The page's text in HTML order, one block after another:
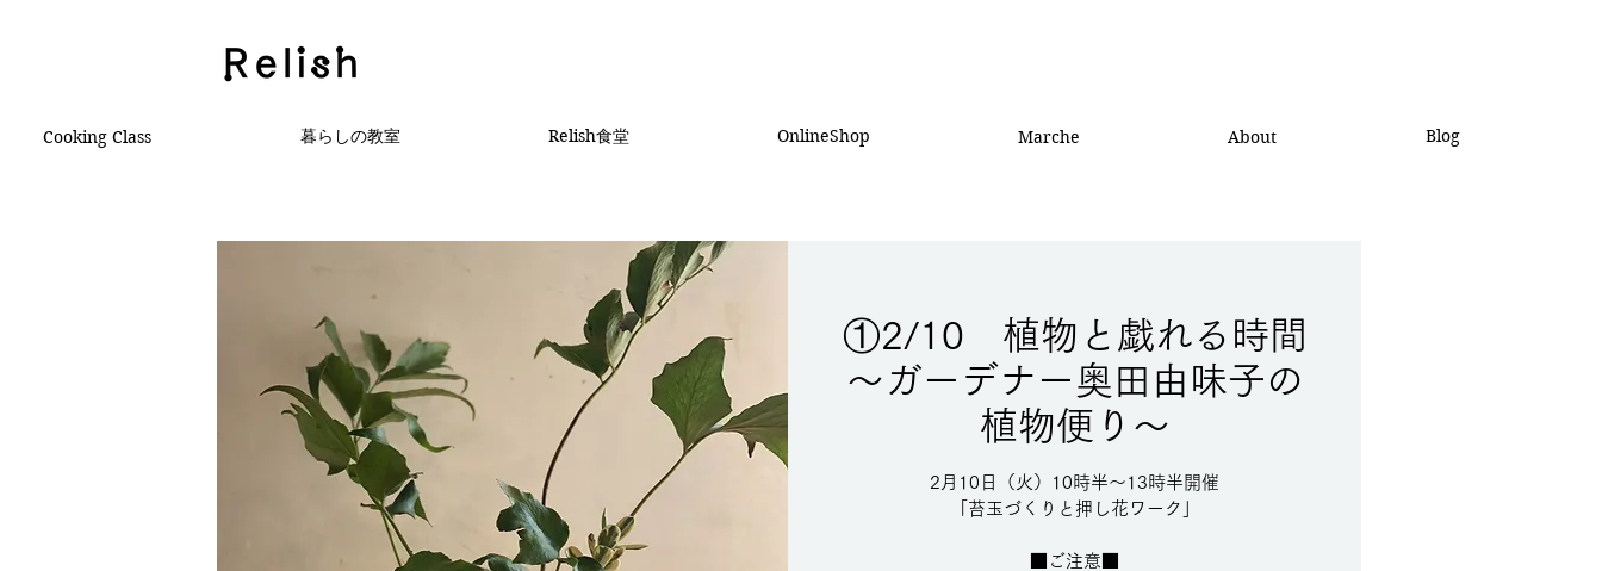
Cooking Class 暮らしの教室 Relish食堂 OnlineShop Marche About Blog
①2/10 植物と戯れる時間
〜ガーデナー奥田由味子の
植物便り〜
2月10日（火）10時半～13時半開催
「苔玉づくりと押し花ワーク」
■ご注意■